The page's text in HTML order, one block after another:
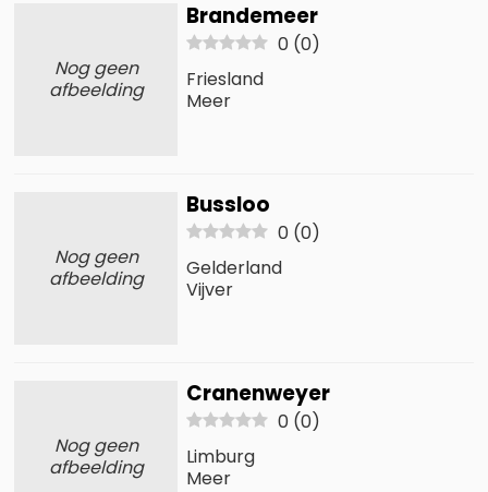
Nog geen
afbeelding
Brandemeer
0 (0)
Friesland
Meer
Nog geen
afbeelding
Bussloo
0 (0)
Gelderland
Vijver
Nog geen
afbeelding
Cranenweyer
0 (0)
Limburg
Meer